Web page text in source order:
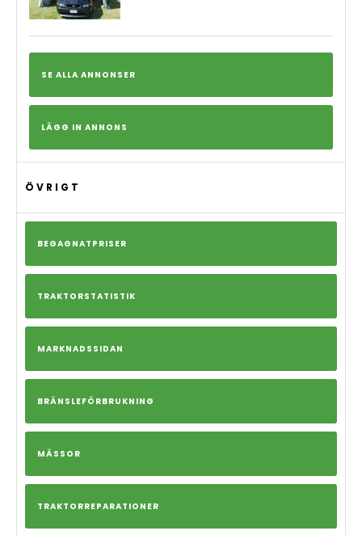
SE ALLA ANNONSER
LÄGG IN ANNONS
ÖVRIGT
BEGAGNATPRISER
TRAKTORSTATISTIK
MARKNADSSIDAN
BRÄNSLEFÖRBRUKNING
MÄSSOR
TRAKTORREPARATIONER